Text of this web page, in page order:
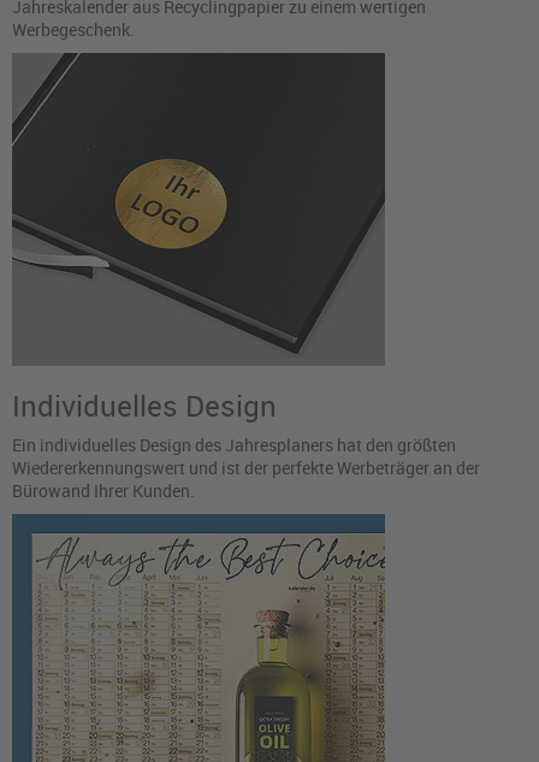
Jahreskalender aus Recyclingpapier zu einem wertigen
Werbegeschenk.
Individuelles Design
Ein individuelles Design des Jahresplaners hat den größten
Wiedererkennungswert und ist der perfekte Werbeträger an der
Bürowand Ihrer Kunden.